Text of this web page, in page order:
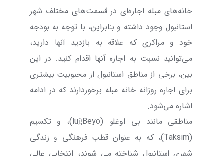
خانه‌های مبله اجاره‌ای در قسمت‌های مختلف شهر
استانبول وجود داشته و بنابراین، با توجه به بودجه
خود و مراکزی که علاقه به بازدید آنها دارید،
می‌توانید نسبت به اجاره آنها اقدام کنید. در این
بین، برخی از مناطق استانبول از محبوبیت بیشتری
برای اجاره روزانه خانه مبله برخوردارند که در ادامه
اشاره می‌شود.
مناطقی مانند بی اوغلو (Beyo
ğ
lu)، و تکسیم
(
Taksim)، که به عنوان قطب فرهنگی و زندگی
شهری استانبول شناخته می شوند، انتخابی عالی